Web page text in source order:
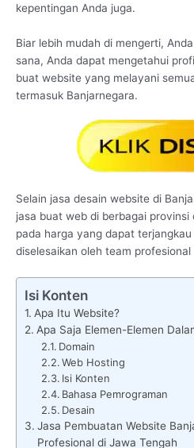
kepentingan Anda juga.
Biar lebih mudah di mengerti,
sana, Anda dapat mengetahui
buat website yang melayani
termasuk Banjarnegara.
Selain jasa desain website di
jasa buat web di berbagai
pada harga yang dapat
diselesaikan oleh team
Isi Konten
Apa Itu Website?
Apa Saja Elemen-Elemen
Domain
Web Hosting
Isi Konten
Bahasa Pemrograman
Desain
Jasa Pembuatan Website
Profesional di Jawa Tengah